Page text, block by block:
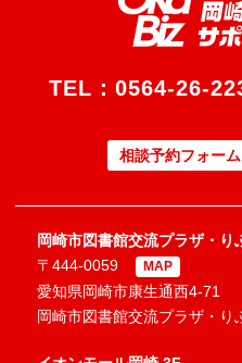
TEL： 0564-26-
相談予約フォーム
岡崎市図書館交流プラザ・り
〒444-0059
MAP
愛知県岡崎市康生通西4-71
岡崎市図書館交流プラザ・り